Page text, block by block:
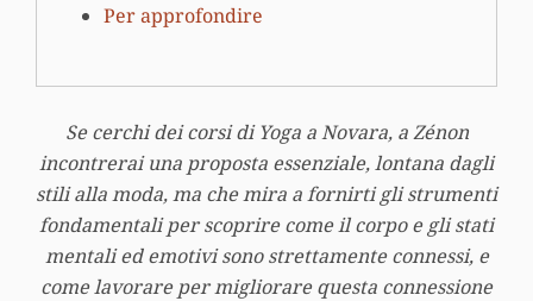
Per approfondire
Se cerchi dei corsi di Yoga a Novara, a Zénon
incontrerai una proposta essenziale, lontana dagli
stili alla moda, ma che mira a fornirti gli strumenti
fondamentali per scoprire come il corpo e gli stati
mentali ed emotivi sono strettamente connessi, e
come lavorare per migliorare questa connessione